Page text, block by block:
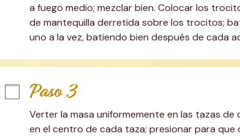
a fuego medio; mezclar bien. Colocar los
de mantequilla derretida sobre los trocitos;
uno a la vez, batiendo bien después de cada
Paso 3
Verter la masa uniformemente en las tazas
en el centro de cada taza; presionar para